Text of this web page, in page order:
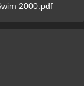
2000.pdf